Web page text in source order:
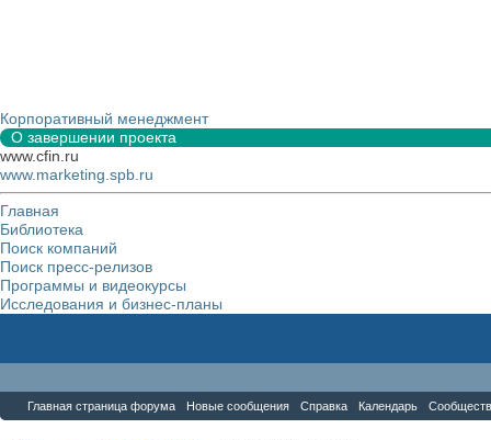
Корпоративный менеджмент
О завершении проекта
www.cfin.ru
www.marketing.spb.ru
Главная
Библиотека
Поиск компаний
Поиск пресс-релизов
Программы и видеокурсы
Исследования и бизнес-планы
Главная страница форума Новые сообщения Справка Календарь